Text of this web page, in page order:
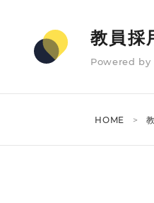
教員採
Powered by
HOME